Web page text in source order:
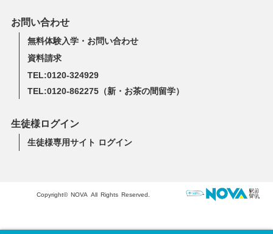
お問い合わせ
無料体験入学・お問い合わせ
資料請求
TEL:0120-324929
TEL:0120-862275（新・お茶の間留学）
生徒様ログイン
生徒様専用サイト ログイン
Copyright© NOVA All Rights Reserved.